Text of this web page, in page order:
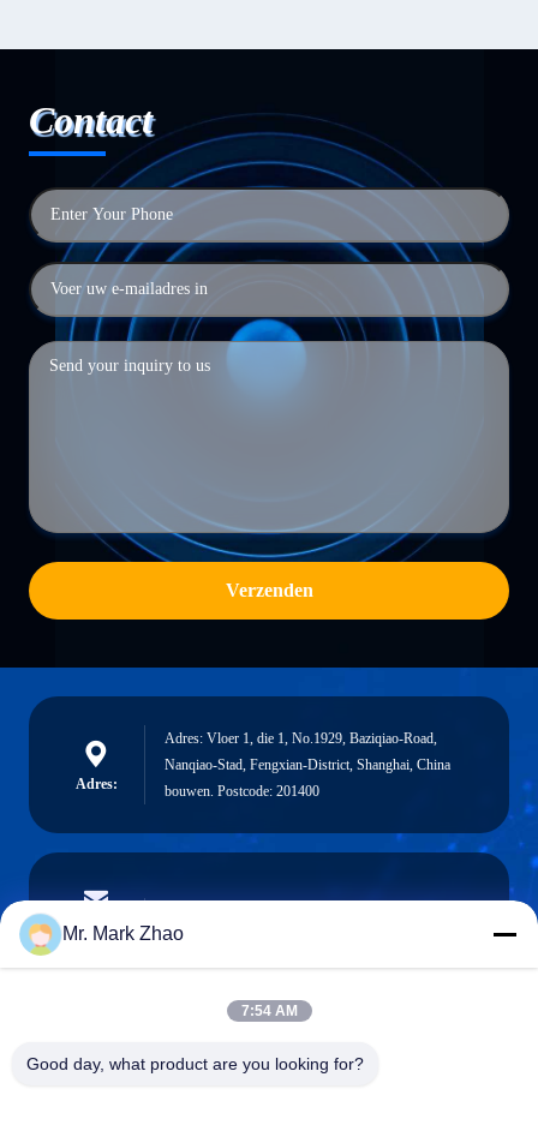
Contact
Verzenden
Adres:
Adres: Vloer 1, die 1, No.1929, Baziqiao-Road,
Nanqiao-Stad, Fengxian-District, Shanghai, China
bouwen. Postcode: 201400
E-mail
Telefoon:
Mr. Mark Zhao
7:54 AM
Good day, what product are you looking for?